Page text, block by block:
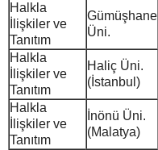
Halkla
İlişkiler ve
Tanıtım
Gümüşhane
Üni.
Halkla
İlişkiler ve
Tanıtım
Haliç Üni.
(İstanbul)
Halkla
İlişkiler ve
Tanıtım
İnönü Üni.
(Malatya)